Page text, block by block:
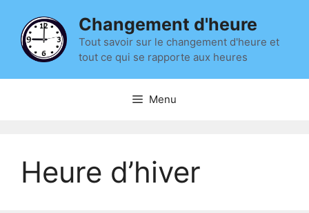
contenu
Changement d'heure
Tout savoir sur le changement d'heure et
tout ce qui se rapporte aux heures
Menu
Heure d’hiver